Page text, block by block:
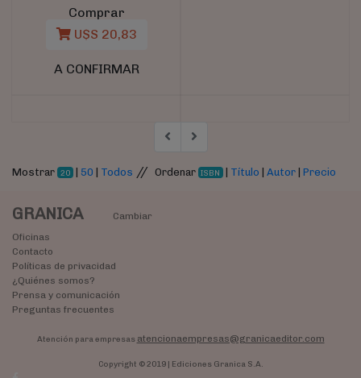
Comprar
U$S 20,83
A CONFIRMAR
Mostrar 20 | 50 Todos // Ordenar ISBN Título |Autor |Precio
GRANICA
Cambiar
Oficinas
Contacto
Políticas de privacidad
¿Quiénes somos?
Prensa y comunicación
Preguntas frecuentes
Atención para empresas atencionaempresas@granicaeditor.com
Copyright © 2019 | Ediciones Granica S.A.